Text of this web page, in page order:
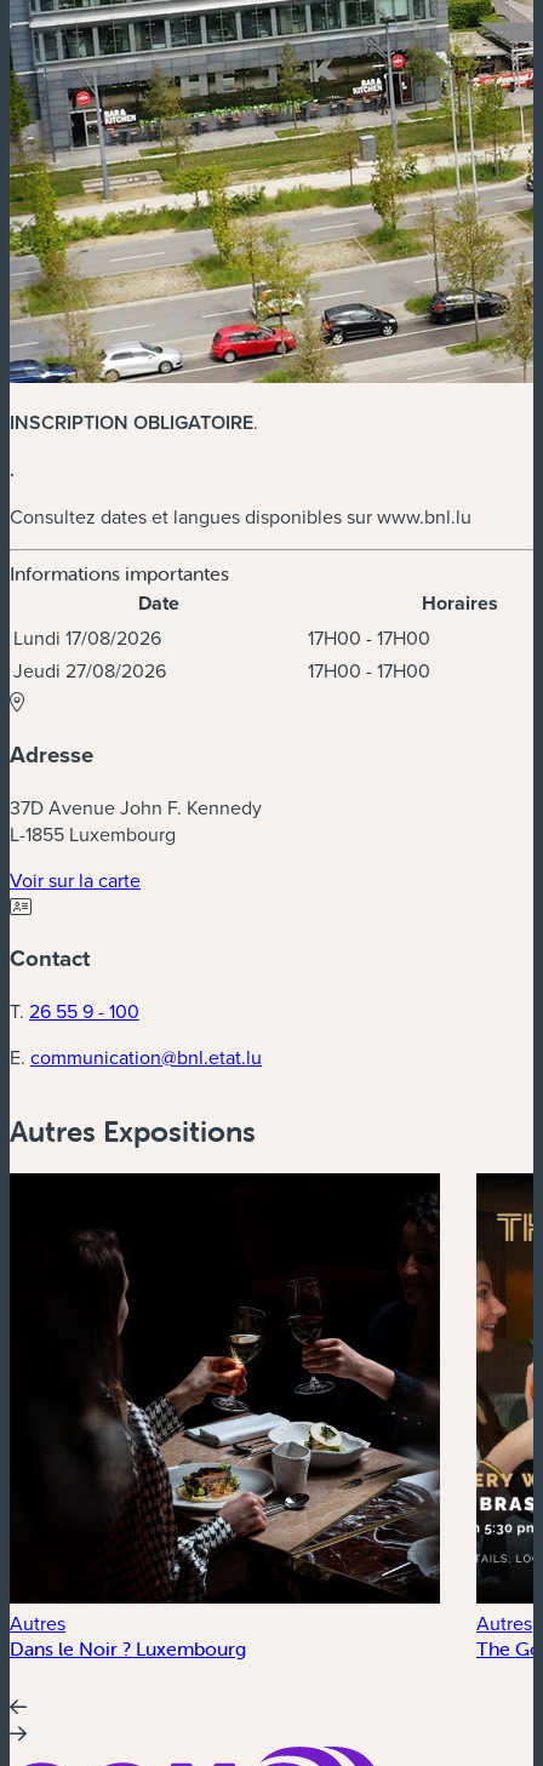
INSCRIPTION OBLIGATOIRE.
.
Consultez dates et langues disponibles sur www.bnl.lu
Informations importantes
Dates et horaires
Date Horaires
Lundi 17/08/2026
17H00 - 17H00
Jeudi 27/08/2026
17H00 - 17H00
Adresse
37D Avenue John F. Kennedy
L-1855 Luxembourg
Voir sur la carte(nouvelle fenêtre)
Contact
T. 26 55 9 - 100
E. communication@bnl.etat.lu
Autres Expositions
Autres
Dans le Noir ? Luxembourg
Autres
The